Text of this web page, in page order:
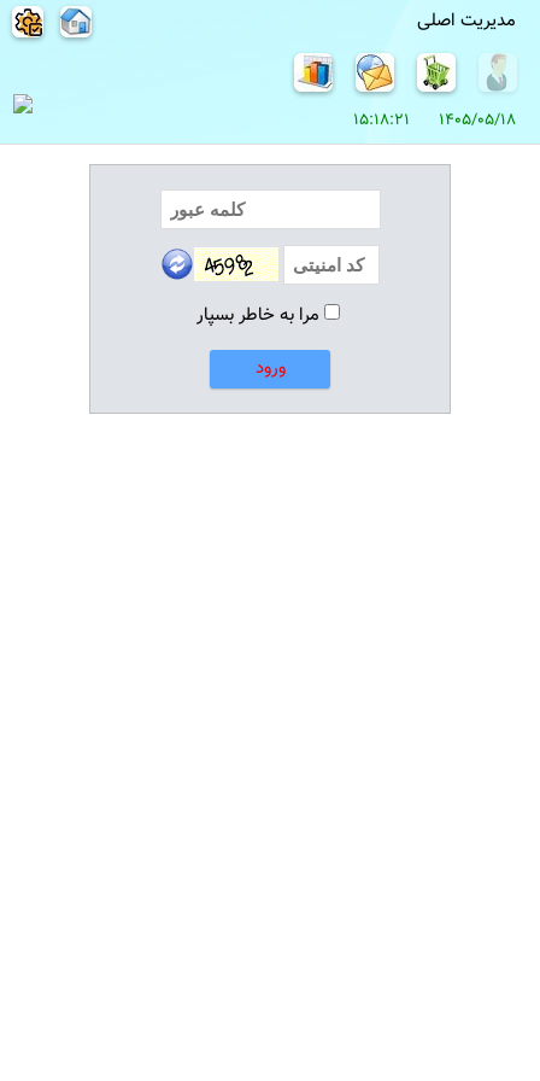
مدیریت اصلی
1405/05/18 15:18:21
مرا به خاطر بسپار